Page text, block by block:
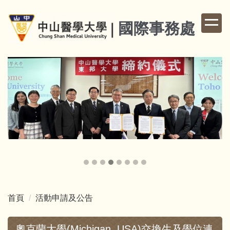
到
內
容
區
國際事務處
首頁 活動申請及公告